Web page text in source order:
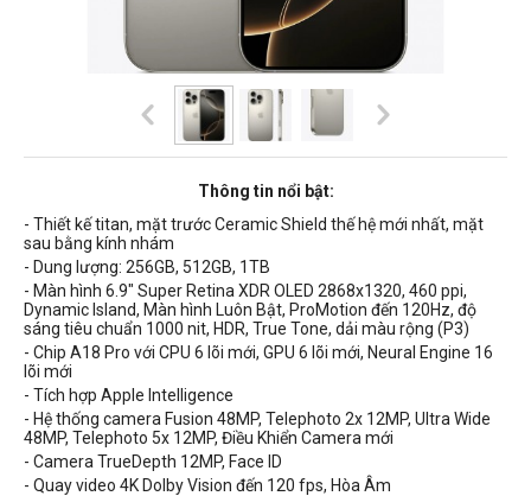
Thông tin nổi bật:
- Thiết kế titan, mặt trước Ceramic Shield thế hệ mới nhất, mặt
sau bằng kính nhám
- Dung lượng: 256GB, 512GB, 1TB
- Màn hình 6.9" Super Retina XDR OLED 2868x1320, 460 ppi,
Dynamic Island, Màn hình Luôn Bật, ProMotion đến 120Hz, độ
sáng tiêu chuẩn 1000 nit, HDR, True Tone, dải màu rộng (P3)
- Chip A18 Pro với CPU 6 lõi mới, GPU 6 lõi mới, Neural Engine 16
lõi mới
- Tích hợp Apple Intelligence
- Hệ thống camera Fusion 48MP, Telephoto 2x 12MP, Ultra Wide
48MP, Telephoto 5x 12MP, Điều Khiển Camera mới
- Camera TrueDepth 12MP, Face ID
- Quay video 4K Dolby Vision đến 120 fps, Hòa Âm